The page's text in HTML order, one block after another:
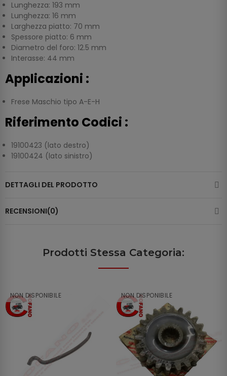
Lunghezza: 193 mm
Lunghezza: 16 mm
Larghezza piatto: 70 mm
Spessore piatto: 6 mm
Diametro del foro: 12.5 mm
Interasse: 44 mm
Applicazioni :
Frese Maschio tipo A-E-H
Riferimento Codici :
19100423 (lato destro)
19100424 (lato sinistro)
DETTAGLI DEL PRODOTTO
RECENSIONI(0)
Prodotti Stessa Categoria:
NON DISPONIBILE NON DISPONIBILE